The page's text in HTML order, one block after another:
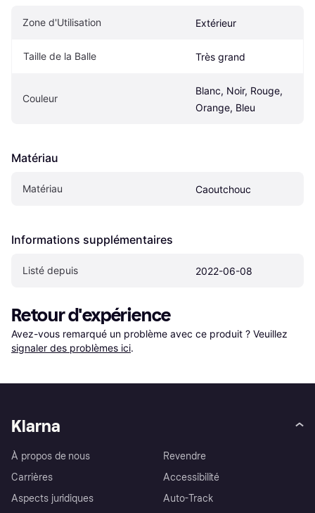
Zone d'Utilisation Extérieur
Taille de la Balle Très grand
Couleur
Blanc, Noir, Rouge,
Orange, Bleu
Matériau
Matériau Caoutchouc
Informations supplémentaires
Listé depuis 2022-06-08
Retour d'expérience
Avez-vous remarqué un problème avec ce produit ? Veuillez
signaler des problèmes ici.
Klarna
À propos de nous
Carrières
Aspects juridiques
Revendre
Accessibilité
Auto-Track